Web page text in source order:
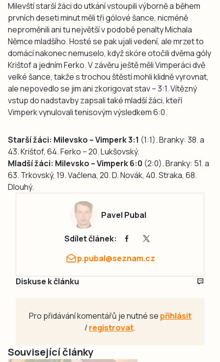
Milevští starší žáci do utkání vstoupili výborně a během
prvních deseti minut měli tři gólové šance, nicméně
neproměnili ani tu největší v podobě penalty Michala
Němce mladšího. Hosté se pak ujali vedení, ale mrzet to
domácí nakonec nemuselo, když skóre otočili dvěma góly
Krištof a jedním Ferko. V závěru ještě měli Vimperáci dvě
velké šance, takže s trochou štěstí mohli klidně vyrovnat,
ale nepovedlo se jim ani zkorigovat stav – 3:1. Vítězný
vstup do nadstavby zapsali také mladší žáci, kteří
Vimperk vynulovali tenisovým výsledkem 6:0.
Starší žáci: Milevsko – Vimperk 3:1 (1:1). Branky: 38. a
43. Krištof, 64. Ferko – 20. Lukšovský.
Mladší žáci: Milevsko – Vimperk 6:0 (2:0). Branky: 51. a
63. Trkovský, 19. Vačlena, 20. D. Novák, 40. Straka, 68.
Dlouhý.
Pavel Pubal
Sdílet článek:
p.pubal@seznam.cz
Diskuse k článku
Pro přidávání komentářů je nutné se přihlásit
/registrovat.
Související články